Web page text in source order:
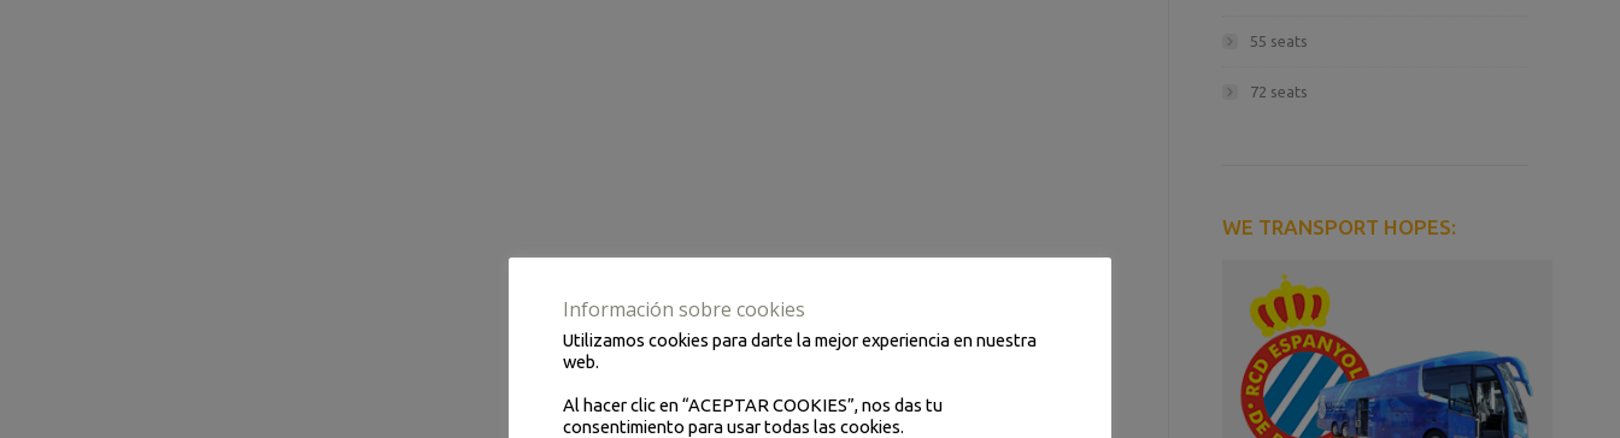
55 seats
72 seats
WE TRANSPORT HOPES:
Información sobre cookies
Utilizamos cookies para darte la mejor experiencia en nuestra
web.
Al hacer clic en “ACEPTAR COOKIES”, nos das tu
consentimiento para usar todas las cookies.